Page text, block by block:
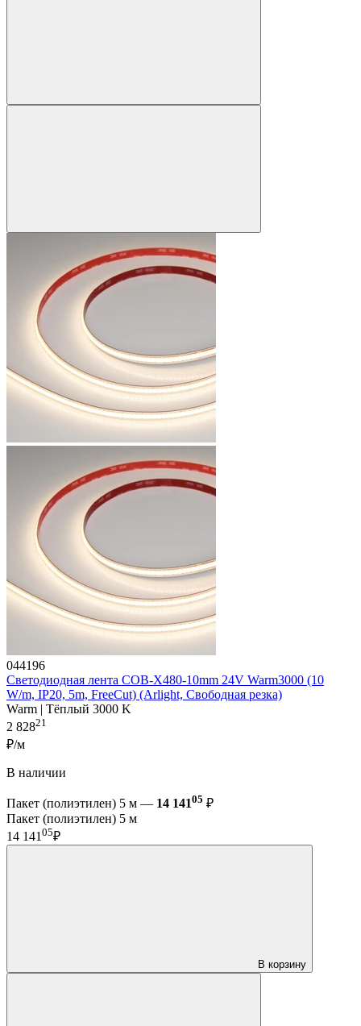
044196
Светодиодная лента COB-X480-10mm 24V Warm3000 (10
W/m, IP20, 5m, FreeCut) (Arlight, Свободная резка)
Warm | Тёплый 3000 K
2 82821
₽/м
В наличии
Пакет (полиэтилен) 5 м — 14 14105 ₽
Пакет (полиэтилен) 5 м
14 14105₽
В корзину